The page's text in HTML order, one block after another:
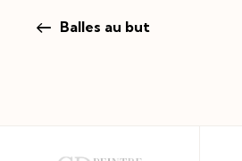
Balles au but